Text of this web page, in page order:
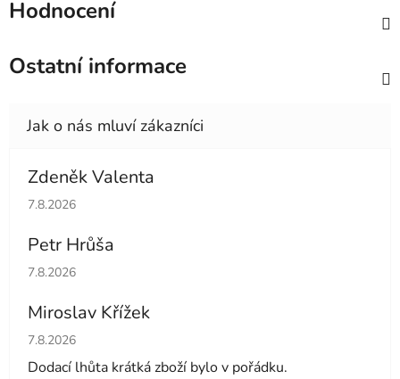
Hodnocení
Ostatní informace
Zdeněk Valenta
Hodnocení obchodu je 5 z 5 hvězdiček.
7.8.2026
Petr Hrůša
Hodnocení obchodu je 5 z 5 hvězdiček.
7.8.2026
Miroslav Křížek
Hodnocení obchodu je 5 z 5 hvězdiček.
7.8.2026
Dodací lhůta krátká zboží bylo v pořádku.